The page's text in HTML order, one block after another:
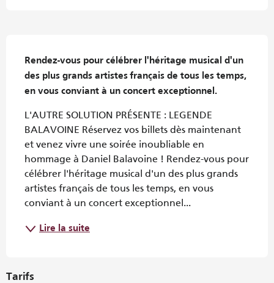
Rendez-vous pour célébrer l'héritage musical d'un
des plus grands artistes français de tous les temps,
en vous conviant à un concert exceptionnel.
L'AUTRE SOLUTION PRÉSENTE : LEGENDE
BALAVOINE Réservez vos billets dès maintenant
et venez vivre une soirée inoubliable en
hommage à Daniel Balavoine ! Rendez-vous pour
célébrer l'héritage musical d'un des plus grands
artistes français de tous les temps, en vous
conviant à un concert exceptionnel...
Lire la suite
Tarifs